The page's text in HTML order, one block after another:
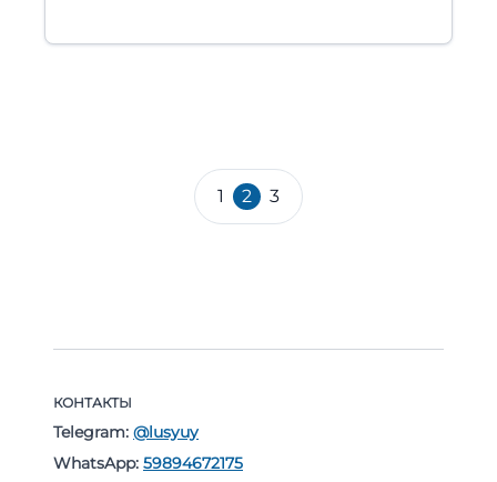
1 2 3
КОНТАКТЫ
Telegram: @lusyuy
WhatsApp: 59894672175